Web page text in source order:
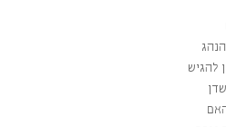
והנהג
בהעדרו. 3.ניתן להגיש
האם